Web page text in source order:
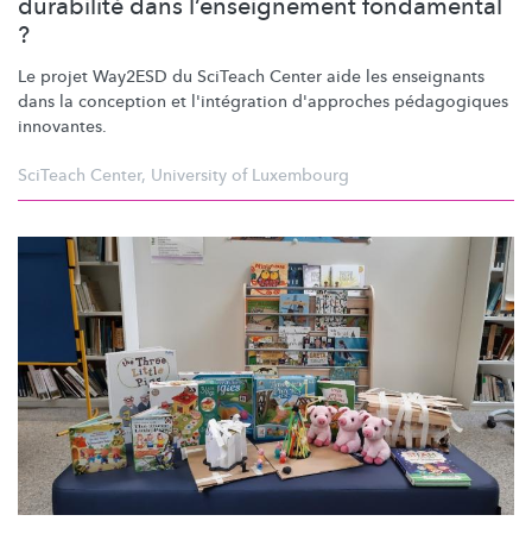
?
Le projet Way2ESD du SciTeach Center aide les enseignants
dans la conception et l'intégration d'approches pédagogiques
innovantes.
SciTeach Center, University of Luxembourg